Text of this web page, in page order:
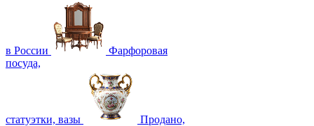
в России
Фарфоровая
посуда,
статуэтки, вазы Продано,